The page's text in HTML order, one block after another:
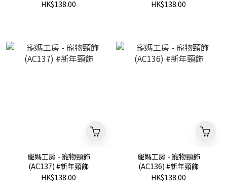
HK$138.00 HK$138.00
寵媽工房 - 寵物頸飾
(AC137) #新年頸飾
HK$138.00
寵媽工房 - 寵物頸飾
(AC136) #新年頸飾
HK$138.00